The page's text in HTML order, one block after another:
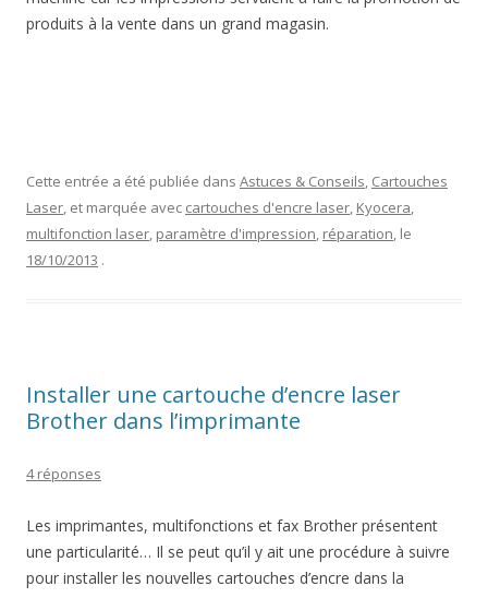
produits à la vente dans un grand magasin.
Cette entrée a été publiée dans Astuces & Conseils, Cartouches
Laser, et marquée avec cartouches d'encre laser, Kyocera,
multifonction laser, paramètre d'impression, réparation, le
18/10/2013 .
Installer une cartouche d’encre laser
Brother dans l’imprimante
4 réponses
Les imprimantes, multifonctions et fax Brother présentent
une particularité… Il se peut qu’il y ait une procédure à suivre
pour installer les nouvelles cartouches d’encre dans la